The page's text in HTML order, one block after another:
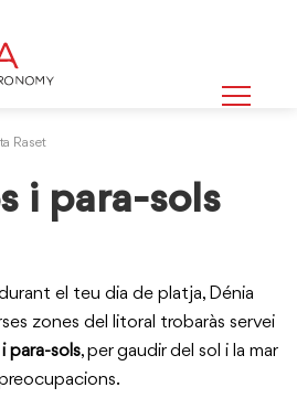
Raset
i para-sols
el teu dia de platja, Dénia
zones del litoral trobaràs servei
i para-sols, per gaudir del sol i la mar